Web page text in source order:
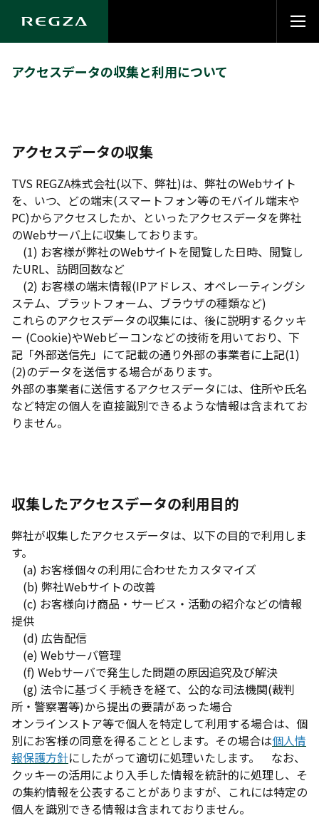
アクセスデータの収集と利用について
アクセスデータの収集
TVS REGZA株式会社(以下、弊社)は、弊社のWebサイト
を、いつ、どの端末(スマートフォン等のモバイル端末や
PC)からアクセスしたか、といったアクセスデータを弊社
のWebサーバ上に収集しております。
(1) お客様が弊社のWebサイトを閲覧した日時、閲覧し
たURL、訪問回数など
(2) お客様の端末情報(IPアドレス、オペレーティングシ
ステム、プラットフォーム、ブラウザの種類など)
これらのアクセスデータの収集には、後に説明するクッキ
ー (Cookie)やWebビーコンなどの技術を用いており、下
記「外部送信先」にて記載の通り外部の事業者に上記(1)
(2)のデータを送信する場合があります。
外部の事業者に送信するアクセスデータには、住所や氏名
など特定の個人を直接識別できるような情報は含まれてお
りません。
収集したアクセスデータの利用目的
弊社が収集したアクセスデータは、以下の目的で利用しま
す。
(a) お客様個々の利用に合わせたカスタマイズ
(b) 弊社Webサイトの改善
(c) お客様向け商品・サービス・活動の紹介などの情報
提供
(d) 広告配信
(e) Webサーバ管理
(f) Webサーバで発生した問題の原因追究及び解決
(g) 法令に基づく手続きを経て、公的な司法機関(裁判
所・警察署等)から提出の要請があった場合
オンラインストア等で個人を特定して利用する場合は、個
別にお客様の同意を得ることとします。その場合は個人情
報保護方針にしたがって適切に処理いたします。 なお、
クッキーの活用により入手した情報を統計的に処理し、そ
の集約情報を公表することがありますが、これには特定の
個人を識別できる情報は含まれておりません。